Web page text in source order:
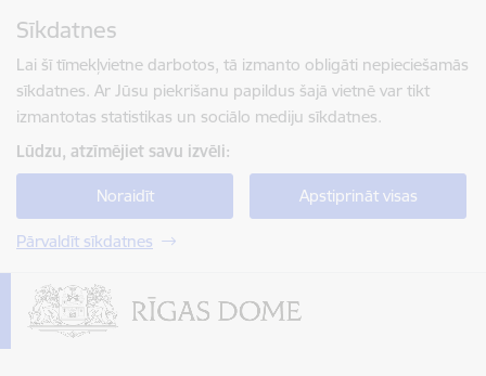
Sīkdatnes
Lai šī tīmekļvietne darbotos, tā izmanto obligāti nepieciešamās
sīkdatnes. Ar Jūsu piekrišanu papildus šajā vietnē var tikt
izmantotas statistikas un sociālo mediju sīkdatnes.
Lūdzu, atzīmējiet savu izvēli:
Noraidīt Apstiprināt visas
Pārvaldīt sīkdatnes